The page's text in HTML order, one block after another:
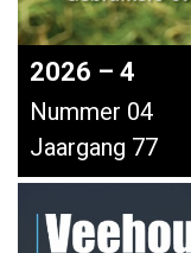
2026 – 4
Nummer 04
Jaargang 77